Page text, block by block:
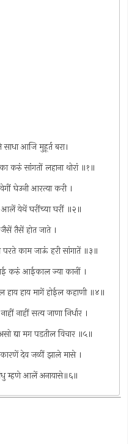
आजि मुहूर्त बरा।
करुं सांगतों लहाना थोरां ॥१॥
घेउनी आरत्या करी ।
आलें येथें घरींच्या घरीं ॥२॥
तैसें होत जाते ।
परते काम जाऊं हरी सांगातें ॥३॥
गई करुं आईकाल ज्या कानीं ।
हाय हाय मागें होईल कहाणी ॥४॥
नाहीं सत्य जाणा निर्धार ।
द्या मग पडतील विचार ॥५॥
देव जळीं झाले मासे ।
म्हणे आलें अनायासे॥६॥